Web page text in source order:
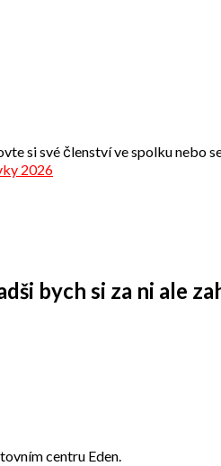
si své členství ve spolku nebo
2026
bych si za ni ale
centru Eden.